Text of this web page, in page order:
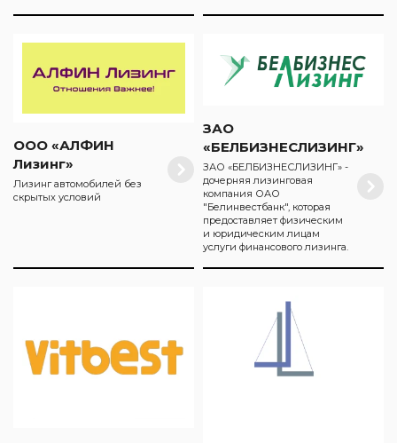
ООО «АЛФИН
Лизинг»
Лизинг автомобилей без
скрытых условий
ЗАО
«БЕЛБИЗНЕСЛИЗИНГ»
ЗАО «БЕЛБИЗНЕСЛИЗИНГ» -
дочерняя лизинговая
компания ОАО
"Белинвестбанк", которая
предоставляет физическим
и юридическим лицам
услуги финансового лизинга.